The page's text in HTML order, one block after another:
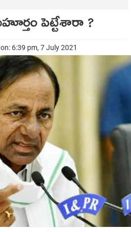
పెట్టేశారా ?
6:39 pm, 7 July 2021